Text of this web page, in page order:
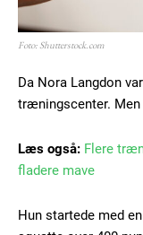
Foto: Shutterstock.com
Da Nora Langdon
træningscenter.
Læs også: Flere
fladere mave
Hun startede med